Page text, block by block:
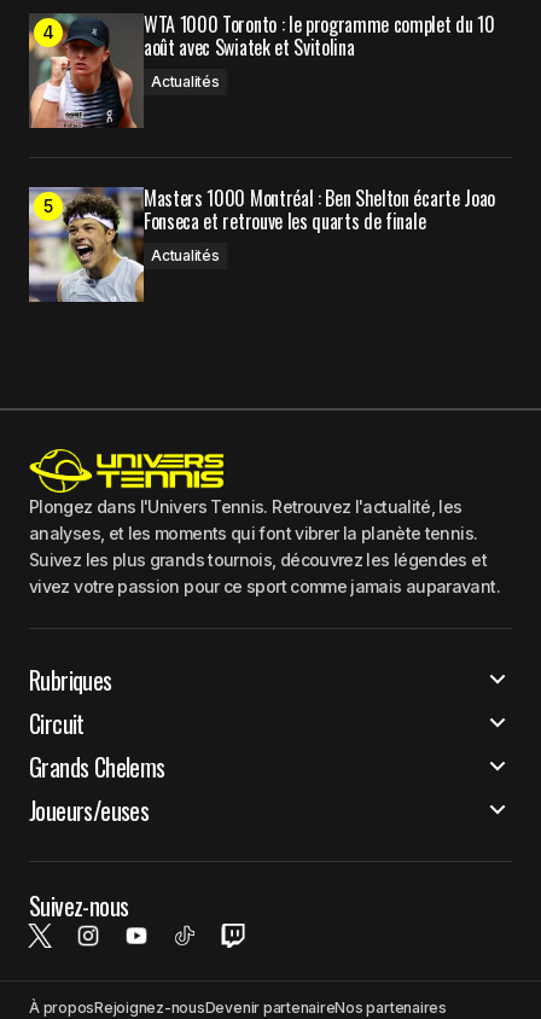
WTA 1000 Toronto : le programme complet du 10
août avec Swiatek et Svitolina
Actualités
Masters 1000 Montréal : Ben Shelton écarte Joao
Fonseca et retrouve les quarts de finale
Actualités
Plongez dans l'Univers Tennis. Retrouvez l'actualité, les
analyses, et les moments qui font vibrer la planète tennis.
Suivez les plus grands tournois, découvrez les légendes et
vivez votre passion pour ce sport comme jamais auparavant.
Rubriques
Circuit
Grands Chelems
Joueurs/euses
Suivez-nous
À proposRejoignez-nousDevenir partenaireNos partenaires